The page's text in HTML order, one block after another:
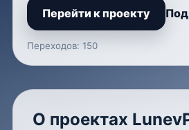
Перейти к проекту
Переходов: 150
О проектах